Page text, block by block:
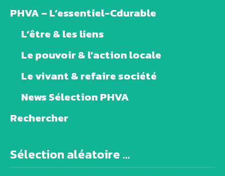
PHVA – L’essentiel-Cdurable
L’être & les liens
Le pouvoir & l’action locale
Le vivant & refaire société
News Sélection PHVA
Rechercher
Sélection aléatoire ...